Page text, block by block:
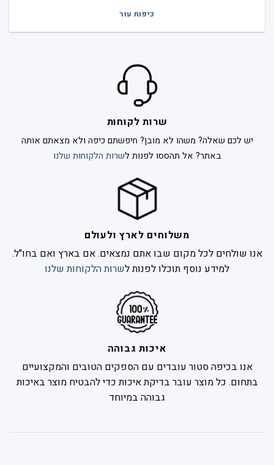
כיפות עור
שרות לקוחות
יש לכם שאלה? משהו לא מובן? חיפשתם כיפה ולא מצאתם אותה
באתר? אל תהססו לפנות לשרות הלקוחות שלנו
משלוחים לארץ ולעולם
אנו שולחים לכל מקום שבו אתם נמצאים. אם בארץ ואם בחו"ל.
למידע נוסף תוכלו לפנות לשרות הלקוחות שלנו
איכות גבוהה
אנו בכיפה סטור עובדים עם הספקים הטובים והמקצועיים
בתחום. כל מוצר עובר בדיקת איכות כדי להבטיח מוצר באיכות
גבוהה במיוחד